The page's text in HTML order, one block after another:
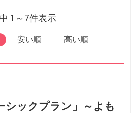
1～7件表示
安い順 高い順
シックプラン」～よも